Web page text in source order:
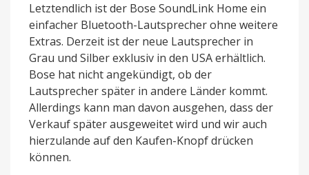
Letztendlich ist der Bose SoundLink Home ein
einfacher Bluetooth-Lautsprecher ohne weitere
Extras. Derzeit ist der neue Lautsprecher in
Grau und Silber exklusiv in den USA erhältlich.
Bose hat nicht angekündigt, ob der
Lautsprecher später in andere Länder kommt.
Allerdings kann man davon ausgehen, dass der
Verkauf später ausgeweitet wird und wir auch
hierzulande auf den Kaufen-Knopf drücken
können.